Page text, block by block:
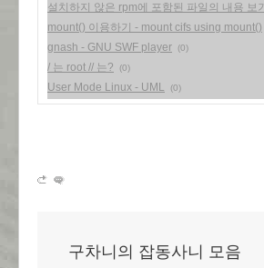
설치하지 않은 rpm에 포함된 파일의 내용 보기
mount() 이용하기 - mount cifs using mount()
gnash - GNU SWF player (0)
/ 는 root // 는? (0)
User Mode Linux - UML (0)
구차니의 잡동사니 모음